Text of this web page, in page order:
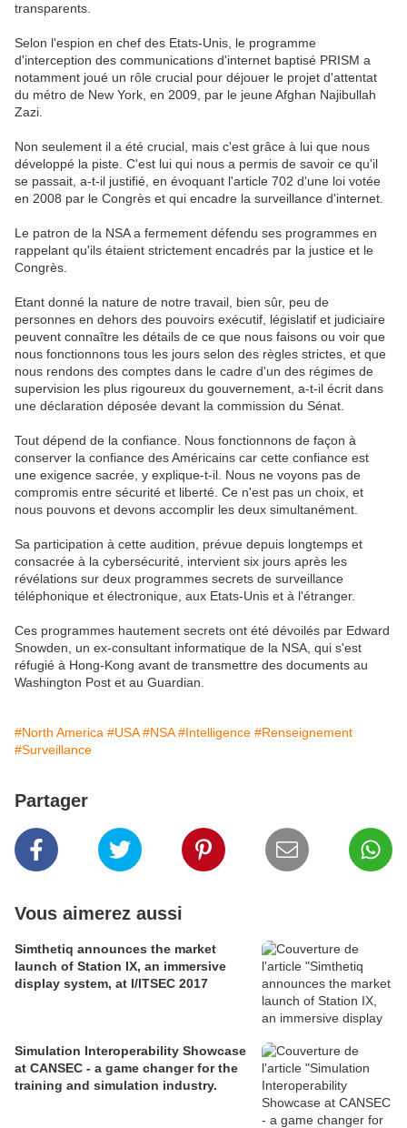
transparents.
Selon l'espion en chef des Etats-Unis, le programme
d'interception des communications d'internet baptisé PRISM a
notamment joué un rôle crucial pour déjouer le projet d'attentat
du métro de New York, en 2009, par le jeune Afghan Najibullah
Zazi.
Non seulement il a été crucial, mais c'est grâce à lui que nous
développé la piste. C'est lui qui nous a permis de savoir ce qu'il
se passait, a-t-il justifié, en évoquant l'article 702 d'une loi votée
en 2008 par le Congrès et qui encadre la surveillance d'internet.
Le patron de la NSA a fermement défendu ses programmes en
rappelant qu'ils étaient strictement encadrés par la justice et le
Congrès.
Etant donné la nature de notre travail, bien sûr, peu de
personnes en dehors des pouvoirs exécutif, législatif et judiciaire
peuvent connaître les détails de ce que nous faisons ou voir que
nous fonctionnons tous les jours selon des règles strictes, et que
nous rendons des comptes dans le cadre d'un des régimes de
supervision les plus rigoureux du gouvernement, a-t-il écrit dans
une déclaration déposée devant la commission du Sénat.
Tout dépend de la confiance. Nous fonctionnons de façon à
conserver la confiance des Américains car cette confiance est
une exigence sacrée, y explique-t-il. Nous ne voyons pas de
compromis entre sécurité et liberté. Ce n'est pas un choix, et
nous pouvons et devons accomplir les deux simultanément.
Sa participation à cette audition, prévue depuis longtemps et
consacrée à la cybersécurité, intervient six jours après les
révélations sur deux programmes secrets de surveillance
téléphonique et électronique, aux Etats-Unis et à l'étranger.
Ces programmes hautement secrets ont été dévoilés par Edward
Snowden, un ex-consultant informatique de la NSA, qui s'est
réfugié à Hong-Kong avant de transmettre des documents au
Washington Post et au Guardian.
#North America #USA #NSA #Intelligence #Renseignement
#Surveillance
Partager
Vous aimerez aussi
Simthetiq announces the market
launch of Station IX, an immersive
display system, at I/ITSEC 2017
Simulation Interoperability Showcase
at CANSEC - a game changer for the
training and simulation industry.